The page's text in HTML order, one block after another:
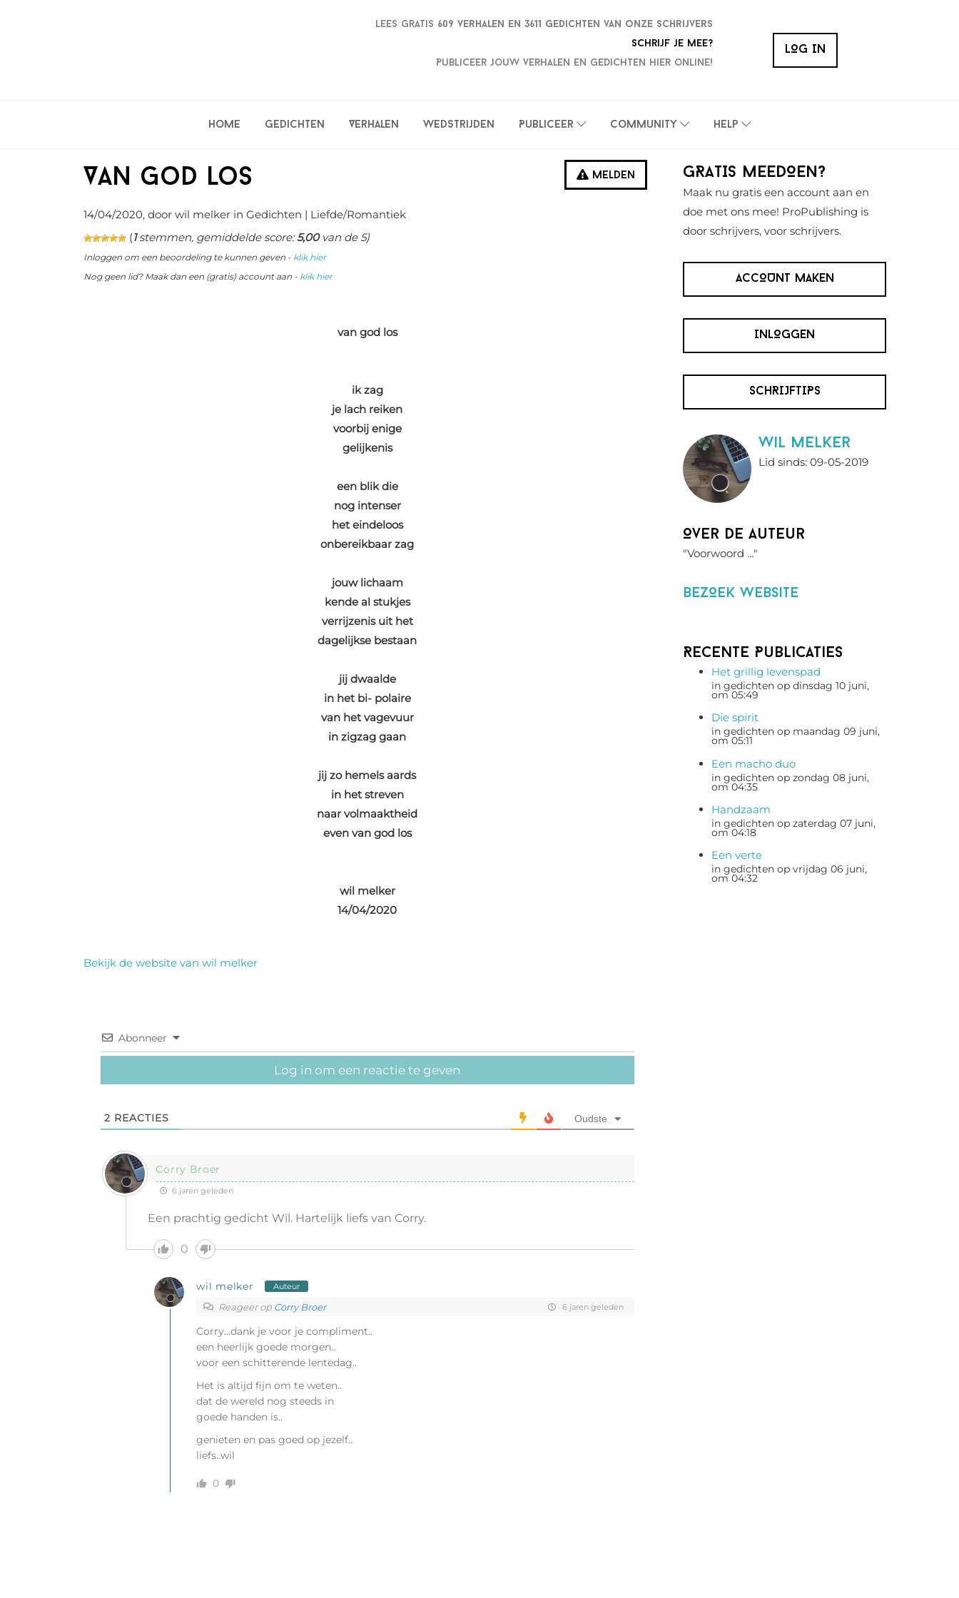
Lees gratis 609 verhalen en 3611 gedichten van onze schrijvers
Schrijf je mee?
Publiceer jouw verhalen en gedichten hier online!
LOG IN
Home Gedichten Verhalen Wedstrijden Publiceer Community Help
Melden
Van god los
14/04/2020, door wil melker in Gedichten | Liefde/Romantiek
(1stemmen, gemiddelde score:5,00van de 5)
Inloggen om een beoordeling te kunnen geven - klik hier
Nog geen lid? Maak dan een (gratis) account aan - klik hier
van god los
ik zag
je lach reiken
voorbij enige
gelijkenis
een blik die
nog intenser
het eindeloos
onbereikbaar zag
jouw lichaam
kende al stukjes
verrijzenis uit het
dagelijkse bestaan
jij dwaalde
in het bi- polaire
van het vagevuur
in zigzag gaan
jij zo hemels aards
in het streven
naar volmaaktheid
even van god los
wil melker
14/04/2020
Bekijk de website van wil melker
Abonneer
Log in om een reactie te geven
2 REACTIES Oudste
Corry Broer
6 jaren geleden
Een prachtig gedicht Wil. Hartelijk liefs van Corry.
0
wil melker Auteur
Reageer op Corry Broer 6 jaren geleden
Corry…dank je voor je compliment..
een heerlijk goede morgen..
voor een schitterende lentedag..
Het is altijd fijn om te weten..
dat de wereld nog steeds in
goede handen is..
genieten en pas goed op jezelf..
liefs..wil
0
Primaire
Sidebar
GRATIS MEEDOEN?
Maak nu gratis een account aan en
doe met ons mee! ProPublishing is
door schrijvers, voor schrijvers.
ACCOUNT MAKEN
INLOGGEN
SCHRIJFTIPS
wil melker
Lid sinds: 09-05-2019
Over de auteur
"Voorwoord …"
BezOek website
Recente Publicaties
Het grillig levenspad
in gedichten op dinsdag 10 juni,
om 05:49
Die spirit
in gedichten op maandag 09 juni,
om 05:11
Een macho duo
in gedichten op zondag 08 juni,
om 04:35
Handzaam
in gedichten op zaterdag 07 juni,
om 04:18
Een verte
in gedichten op vrijdag 06 juni,
om 04:32